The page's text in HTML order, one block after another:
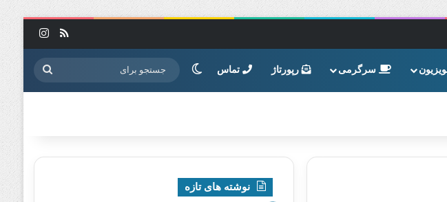
خوراک
سرگرمی رپورتاژ تماس تغییر پوسته جستجو
برای
نوشته های تازه